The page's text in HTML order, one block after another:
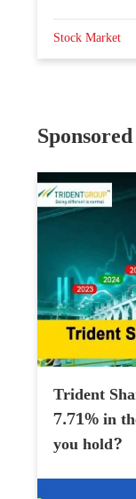
Stock Market
Sponsored
Trident
7.71% in
you hold?